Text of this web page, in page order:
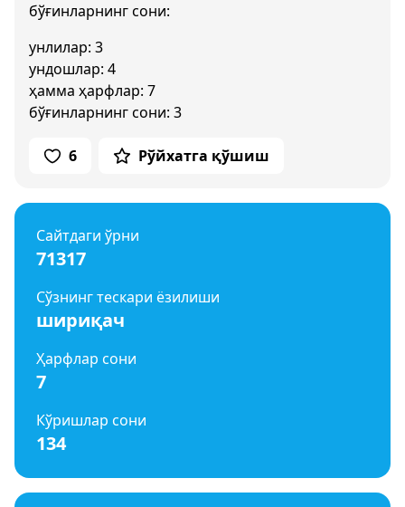
бўғинларнинг сони:
унлилар: 3
ундошлар: 4
ҳамма ҳарфлар: 7
бўғинларнинг сони: 3
6 Рўйхатга қўшиш
Сайтдаги ўрни
71317
Сўзнинг тескари ёзилиши
шириқач
Ҳарфлар сони
7
Кўришлар сони
134